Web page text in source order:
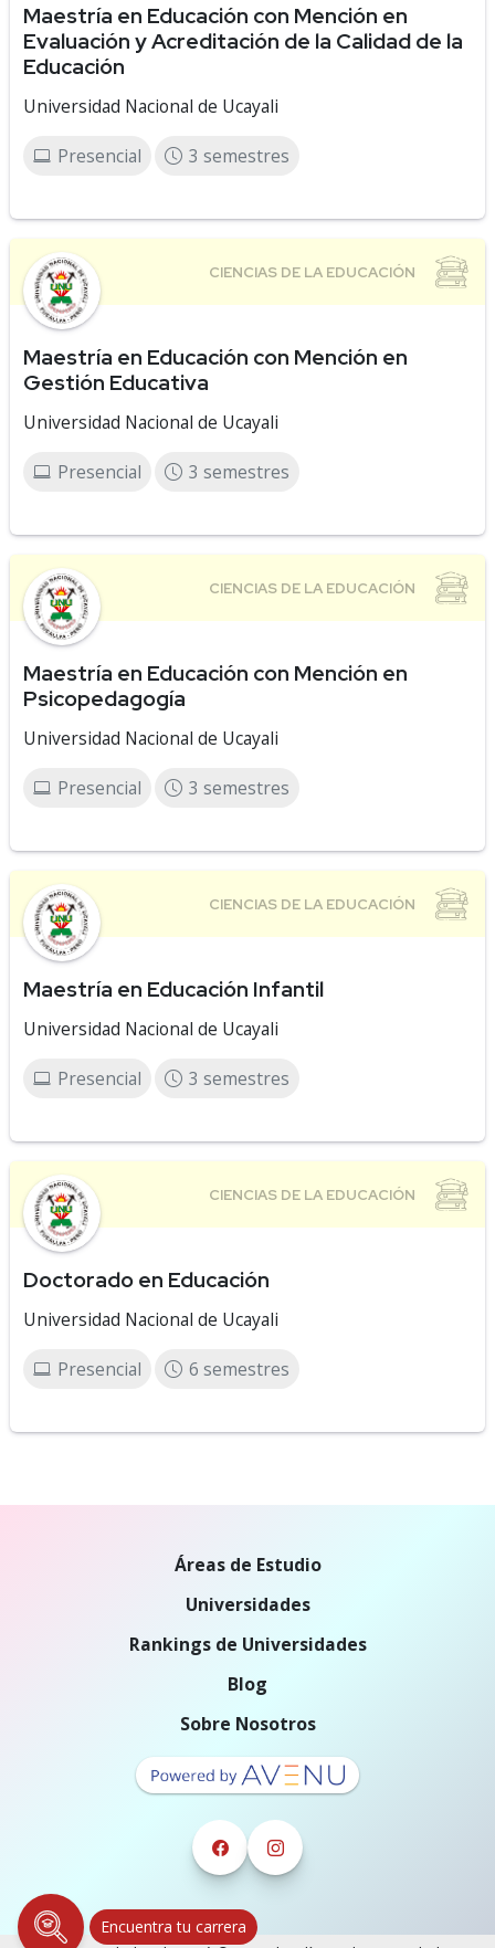
Maestría en Educación con Mención en
Evaluación y Acreditación de la Calidad de la
Educación
Universidad Nacional de Ucayali
Presencial 3 semestres
Maestría en Educación con Mención en
Gestión Educativa
Universidad Nacional de Ucayali
Presencial 3 semestres
Maestría en Educación con Mención en
Psicopedagogía
Universidad Nacional de Ucayali
Presencial 3 semestres
Maestría en Educación Infantil
Universidad Nacional de Ucayali
Presencial 3 semestres
Doctorado en Educación
Universidad Nacional de Ucayali
Presencial 6 semestres
Encuentra tu carrera
Áreas de Estudio
Universidades
Rankings de Universidades
Blog
Sobre Nosotros